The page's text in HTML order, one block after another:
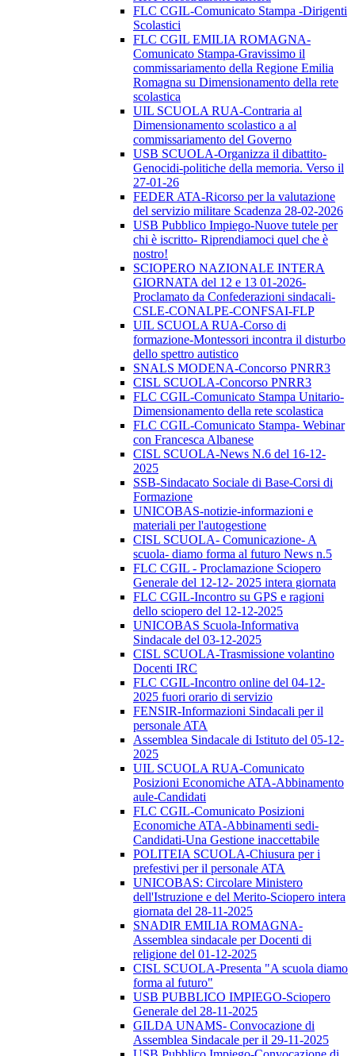
FLC CGIL-Comunicato Stampa -Dirigenti
Scolastici
FLC CGIL EMILIA ROMAGNA-
Comunicato Stampa-Gravissimo il
commissariamento della Regione Emilia
Romagna su Dimensionamento della rete
scolastica
UIL SCUOLA RUA-Contraria al
Dimensionamento scolastico a al
commissariamento del Governo
USB SCUOLA-Organizza il dibattito-
Genocidi-politiche della memoria. Verso il
27-01-26
FEDER ATA-Ricorso per la valutazione
del servizio militare Scadenza 28-02-2026
USB Pubblico Impiego-Nuove tutele per
chi è iscritto- Riprendiamoci quel che è
nostro!
SCIOPERO NAZIONALE INTERA
GIORNATA del 12 e 13 01-2026-
Proclamato da Confederazioni sindacali-
CSLE-CONALPE-CONFSAI-FLP
UIL SCUOLA RUA-Corso di
formazione-Montessori incontra il disturbo
dello spettro autistico
SNALS MODENA-Concorso PNRR3
CISL SCUOLA-Concorso PNRR3
FLC CGIL-Comunicato Stampa Unitario-
Dimensionamento della rete scolastica
FLC CGIL-Comunicato Stampa- Webinar
con Francesca Albanese
CISL SCUOLA-News N.6 del 16-12-
2025
SSB-Sindacato Sociale di Base-Corsi di
Formazione
UNICOBAS-notizie-informazioni e
materiali per l'autogestione
CISL SCUOLA- Comunicazione- A
scuola- diamo forma al futuro News n.5
FLC CGIL - Proclamazione Sciopero
Generale del 12-12- 2025 intera giornata
FLC CGIL-Incontro su GPS e ragioni
dello sciopero del 12-12-2025
UNICOBAS Scuola-Informativa
Sindacale del 03-12-2025
CISL SCUOLA-Trasmissione volantino
Docenti IRC
FLC CGIL-Incontro online del 04-12-
2025 fuori orario di servizio
FENSIR-Informazioni Sindacali per il
personale ATA
Assemblea Sindacale di Istituto del 05-12-
2025
UIL SCUOLA RUA-Comunicato
Posizioni Economiche ATA-Abbinamento
aule-Candidati
FLC CGIL-Comunicato Posizioni
Economiche ATA-Abbinamenti sedi-
Candidati-Una Gestione inaccettabile
POLITEIA SCUOLA-Chiusura per i
prefestivi per il personale ATA
UNICOBAS: Circolare Ministero
dell'Istruzione e del Merito-Sciopero intera
giornata del 28-11-2025
SNADIR EMILIA ROMAGNA-
Assemblea sindacale per Docenti di
religione del 01-12-2025
CISL SCUOLA-Presenta "A scuola diamo
forma al futuro"
USB PUBBLICO IMPIEGO-Sciopero
Generale del 28-11-2025
GILDA UNAMS- Convocazione di
Assemblea Sindacale per il 29-11-2025